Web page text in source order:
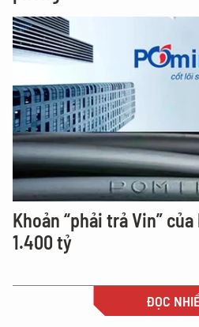
Khoản “phải trả Vin”
1.400 tỷ
ĐỌC